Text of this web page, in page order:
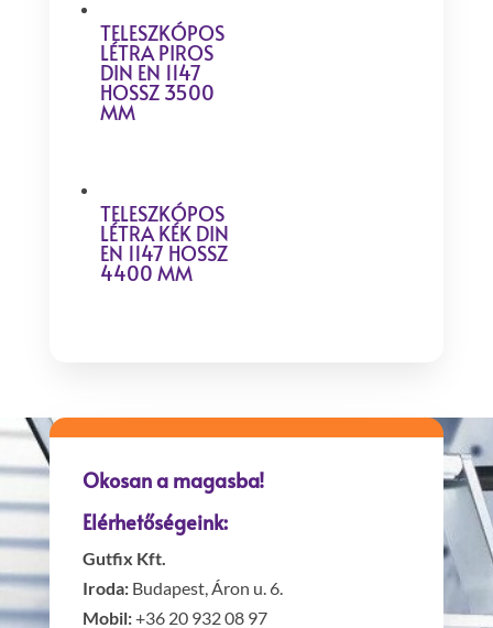
TELESZKÓPOS
LÉTRA PIROS
DIN EN 1147
HOSSZ 3500
MM
TELESZKÓPOS
LÉTRA KÉK DIN
EN 1147 HOSSZ
4400 MM
Okosan a magasba!
Elérhetőségeink:
Gutfix Kft.
Iroda:Budapest, Áron u. 6.
Mobil:+36 20 932 08 97